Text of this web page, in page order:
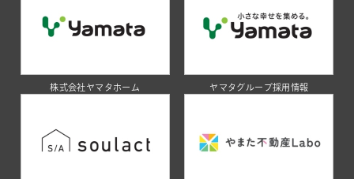
株式会社ヤマタホーム ヤマタグループ採用情報